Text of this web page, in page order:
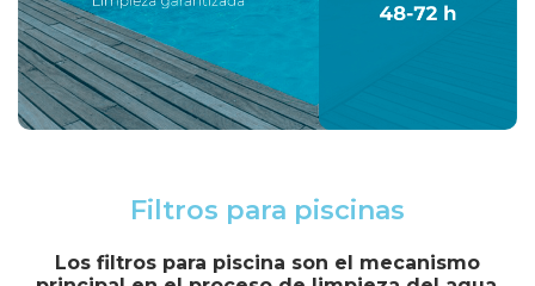
Filtros para piscinas
Los filtros para piscina son el mecanismo